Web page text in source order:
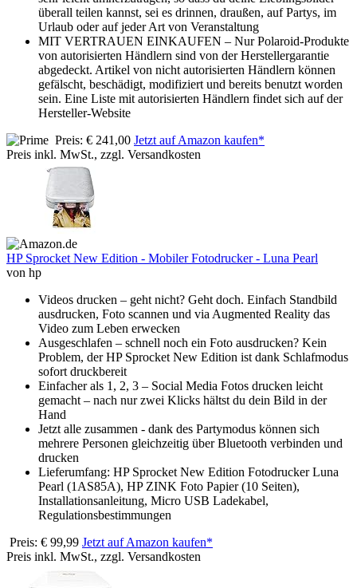
überall teilen kannst, sei es drinnen, draußen, auf Partys, im
Urlaub oder auf jeder Art von Veranstaltung
MIT VERTRAUEN EINKAUFEN – Nur Polaroid-Produkte
von autorisierten Händlern sind von der Herstellergarantie
abgedeckt. Artikel von nicht autorisierten Händlern können
gefälscht, beschädigt, modifiziert und bereits benutzt worden
sein. Eine Liste mit autorisierten Händlern findet sich auf der
Hersteller-Website
Preis: € 241,00 Jetzt auf Amazon kaufen*
Preis inkl. MwSt., zzgl. Versandkosten
HP Sprocket New Edition - Mobiler Fotodrucker - Luna Pearl
von hp
Videos drucken – geht nicht? Geht doch. Einfach Standbild
ausdrucken, Foto scannen und via Augmented Reality das
Video zum Leben erwecken
Ausgeschlafen – schnell noch ein Foto ausdrucken? Kein
Problem, der HP Sprocket New Edition ist dank Schlafmodus
sofort druckbereit
Einfacher als 1, 2, 3 – Social Media Fotos drucken leicht
gemacht – nach nur zwei Klicks hältst du dein Bild in der
Hand
Jetzt alle zusammen - dank des Partymodus können sich
mehrere Personen gleichzeitig über Bluetooth verbinden und
drucken
Lieferumfang: HP Sprocket New Edition Fotodrucker Luna
Pearl (1AS85A), HP ZINK Foto Papier (10 Seiten),
Installationsanleitung, Micro USB Ladekabel,
Regulationsbestimmungen
Preis: € 99,99 Jetzt auf Amazon kaufen*
Preis inkl. MwSt., zzgl. Versandkosten